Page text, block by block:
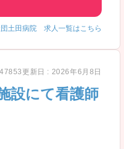
団土田病院 求人一覧はこちら
更新日 : 2026年6月8日
設にて看護師